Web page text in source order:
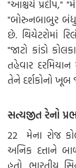
"આશ્ચર્ય પ્રદીપ,"
"બોરુનબાબુર
છે. થિયેટરોમાં
"જાટો કાંડો
તહેવાર
તેને દર્શકોનો ખૂબ
સત્યજીત રેનો
22 મેના રોજ
અનિક દત્તાને